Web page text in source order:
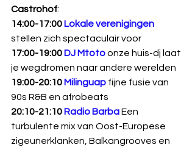
Castrohof:
14:00-17:00 Lokale verenigingen
stellen zich spectaculair voor
17:00-19:00 DJ Mtoto onze huis-dj laat
je wegdromen naar andere werelden
19:00-20:10 Milinguap fijne fusie van
90s R&B en afrobeats
20:10-21:10 Radio Barba Een
turbulente mix van Oost-Europese
zigeunerklanken, Balkangrooves en